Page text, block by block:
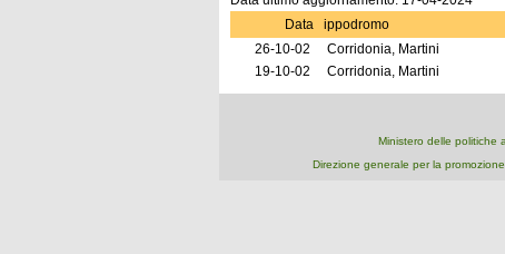
Data
ippodromo
26-10-02
Corridonia, Martini
19-10-02
Corridonia, Martini
Ministero delle politiche
Direzione generale per la